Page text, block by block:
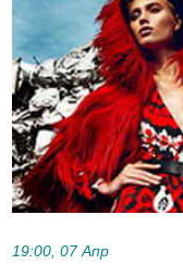
19:00, 07 Апр